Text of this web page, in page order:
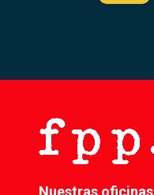
Nuestras oficinas